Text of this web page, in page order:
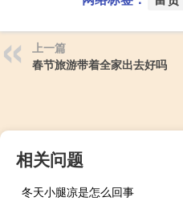
上一篇
春节旅游带着全家出去好吗
相关问题
冬天小腿凉是怎么回事